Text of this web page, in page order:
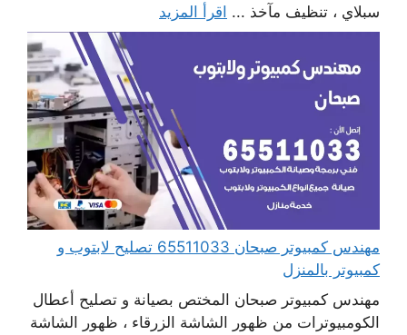
سبلاي ، تنظيف مآخذ ... اقرأ المزيد
مهندس كمبيوتر صبحان 65511033 تصليح لابتوب و
كمبيوتر بالمنزل
مهندس كمبيوتر صبحان المختص بصيانة و تصليح أعطال
الكومبيوترات من ظهور الشاشة الزرقاء ، ظهور الشاشة